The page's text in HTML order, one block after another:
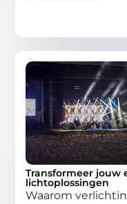
Transformeer jouw
lichtoplossingen
Waarom